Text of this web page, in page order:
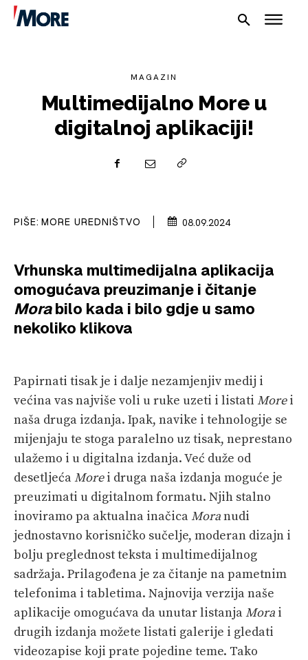
SPIZA
VELIKE PRIČE
PRETPLATA
MAGAZIN
Multimedijalno More u
digitalnoj aplikaciji!
PIŠE: MORE UREDNIŠTVO 08.09.2024
Vrhunska multimedijalna aplikacija
omogućava preuzimanje i čitanje
Morabilo kada i bilo gdje u samo
nekoliko klikova
Papirnati tisak je i dalje nezamjenjiv medij i
većina vas najviše voli u ruke uzeti i listati Morei
naša druga izdanja. Ipak, navike i tehnologije se
mijenjaju te stoga paralelno uz tisak, neprestano
ulažemo i u digitalna izdanja. Već duže od
desetljećaMorei druga naša izdanja moguće je
preuzimati u digitalnom formatu. Njih stalno
inoviramo pa aktualna inačicaMoranudi
jednostavno korisničko sučelje, moderan dizajn i
bolju preglednost teksta i multimedijalnog
sadržaja. Prilagođena je za čitanje na pametnim
telefonima i tabletima. Najnovija verzija naše
aplikacije omogućava da unutar listanjaMora i
drugih izdanja možete listati galerije i gledati
videozapise koji prate pojedine teme. Tako